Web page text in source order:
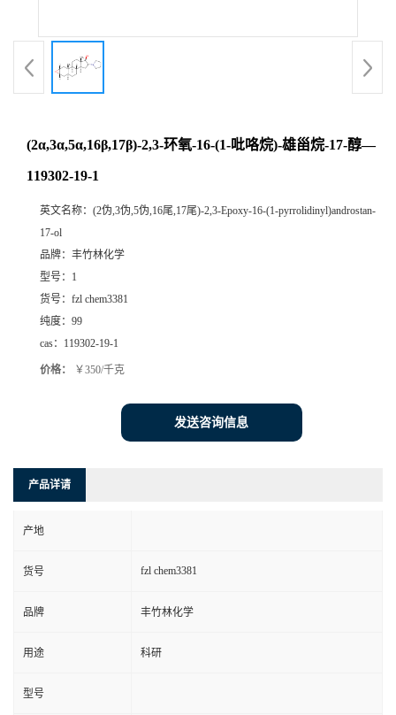
(2α,3α,5α,16β,17β)-2,3-环氧-16-(1-吡咯烷)-雄甾烷-17-醇—
119302-19-1
英文名称： (2伪,3伪,5伪,16尾,17尾)-2,3-Epoxy-16-(1-pyrrolidinyl)androstan-
17-ol
品牌： 丰竹林化学
型号： 1
货号： fzl chem3381
纯度： 99
cas： 119302-19-1
价格： ￥350/千克
发送咨询信息
产品详请
产地
货号 fzl chem3381
品牌 丰竹林化学
用途 科研
型号